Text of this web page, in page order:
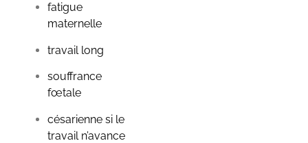
fatigue
maternelle
travail long
souffrance
fœtale
césarienne si le
travail n’avance